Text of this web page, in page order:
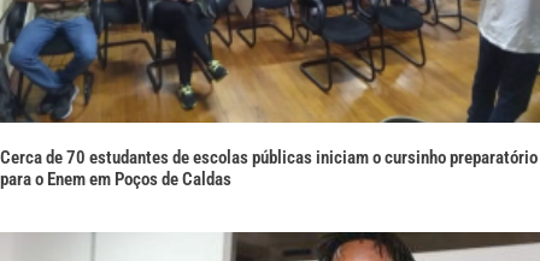
Cerca de 70 estudantes de escolas públicas iniciam o cursinho preparatório
para o Enem em Poços de Caldas